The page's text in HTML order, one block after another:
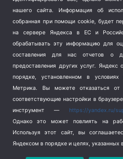
Школа и спорт (2)
Экология (8)
Экономика (1172)
Copyright © 2026
нашего сайта. Информация об
собранная при помощи cookie, будет
на сервере Яндекса в ЕС и
обрабатывать эту информацию для
составления для нас отчетов о
предоставления других услуг.
порядке, установленном в условиях
Метрика.
Вы можете отказаться от
соответствующие настройки в
инструмент — https://yandex.ru/
Однако это может повлиять на
Используя этот сайт, вы
Яндексом в порядке и целях, указанных